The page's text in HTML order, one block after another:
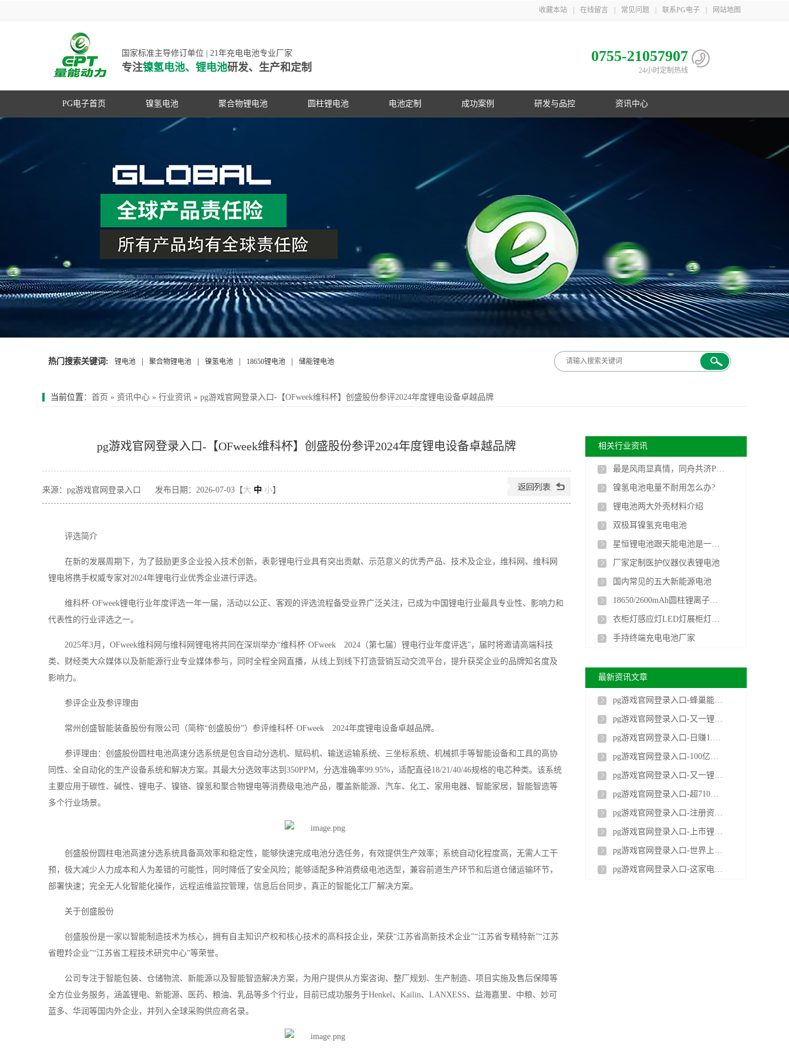
收藏本站 在线留言 常见问题 联系PG电子 网站地图
国家标准主导修订单位 | 21年充电电池专业厂家
专注镍氢电池、锂电池研发、生产和定制
0755-21057907
24小时定制热线
PG电子首页 镍氢电池 聚合物锂电池 圆柱锂电池 电池定制 成功案例 研发与品控 资讯中心
高容量镍氢电池
超低自放电镍氢电池
动力镍氢电池
常规镍氢电池
PG游戏官网是镍氢电池国家标准主导
修订单位，并参与多项锂电池行业国
家标准的制定
动力聚合物锂电池
数码聚合物锂电池
家标准的制定
PG游戏官网是镍氢电池国家标准主导
修订单位，并参与多项锂电池行业国
PG电子在行业首创镍氢B型电池；在
电池定制
品质管控
PG游戏官网三地一共取得国家专利
企业文化
联系PG电子
PG游戏官网是国家高新技术企业，在
PG游戏官网21年服务上千家客户，遍
热门搜索关键词: 锂电池 聚合物锂电池 镍氢电池 18650锂电池 储能锂电池
当前位置 ： 首页 » 资讯中心 » 行业资讯 » pg游戏官网登录入口-【OFweek维科杯】创盛股份参评2024年度锂电设备卓越品牌
pg游戏官网登录入口-【OFweek维科杯】创盛股份参评2024年度锂电设备卓越品牌
来源：pg游戏官网登录入口 发布日期：2026-07-03【大 中 小】
评选简介
在新的发展周期下，为了鼓励更多企业投入技术创新，表彰锂电行业具有突出贡献、示范意义的优秀产品、技术及企业，维科网、维科网
锂电将携手权威专家对2024年锂电行业优秀企业进行评选。
维科杯·OFweek锂电行业年度评选一年一届，活动以公正、客观的评选流程备受业界广泛关注，已成为中国锂电行业最具专业性、影响力和
代表性的行业评选之一。
2025年3月，OFweek维科网与维科网锂电将共同在深圳举办“维科杯·OFweek 2024（第七届）锂电行业年度评选”，届时将邀请高端科技
类、财经类大众媒体以及新能源行业专业媒体参与，同时全程全网直播，从线上到线下打造营销互动交流平台，提升获奖企业的品牌知名度及
影响力。
参评企业及参评理由
常州创盛智能装备股份有限公司（简称“创盛股份”）参评维科杯·OFweek 2024年度锂电设备卓越品牌。
参评理由：创盛股份圆柱电池高速分选系统是包含自动分选机、赋码机、输送运输系统、三坐标系统、机械抓手等智能设备和工具的高协
同性、全自动化的生产设备系统和解决方案。其最大分选效率达到350PPM，分选准确率99.95%，适配直径18/21/40/46规格的电芯种类。该系统
主要应用于碳性、碱性、锂电子、镍铬、镍氢和聚合物锂电等消费级电池产品，覆盖新能源、汽车、化工、家用电器、智能家居，智能智造等
多个行业场景。
创盛股份圆柱电池高速分选系统具备高效率和稳定性，能够快速完成电池分选任务，有效提供生产效率；系统自动化程度高，无需人工干
预，极大减少人力成本和人为差错的可能性，同时降低了安全风险；能够适配多种消费级电池选型，兼容前道生产环节和后道仓储运输环节，
部署快速；完全无人化智能化操作，远程运维监控管理，信息后台同步，真正的智能化工厂解决方案。
关于创盛股份
创盛股份是一家以智能制造技术为核心，拥有自主知识产权和核心技术的高科技企业，荣获“江苏省高新技术企业”“江苏省专精特新”“江苏
省瞪羚企业”“江苏省工程技术研究中心”等荣誉。
公司专注于智能包装、仓储物流、新能源以及智能智造解决方案，为用户提供从方案咨询、整厂规划、生产制造、项目实施及售后保障等
全方位业务服务，涵盖锂电、新能源、医药、粮油、乳品等多个行业，目前已成功服务于Henkel、Kailin、LANXESS、益海嘉里、中粮、妙可
蓝多、华润等国内外企业，并列入全球采购供应商名录。
相关行业资讯
最是风雨显真情，同舟共济PG电子人
镍氢电池电量不耐用怎么办?
锂电池两大外壳材料介绍
双极耳镍氢充电电池
星恒锂电池跟天能电池是一家的吗
厂家定制医护仪器仪表锂电池
国内常见的五大新能源电池
18650/2600mAh圆柱锂离子电池
衣柜灯感应灯LED灯展柜灯聚合物长条锂电池厂家
手持终端充电电池厂家
最新资讯文章
pg游戏官网登录入口-蜂巢能源，迷途知返？
pg游戏官网登录入口-又一锂电巨头即将易主！
pg游戏官网登录入口-日赚1.5亿元，四年蝉联香港首富！曾毓群为何忧心忡忡
pg游戏官网登录入口-100亿！新碳酸锂巨头正式成立
pg游戏官网登录入口-又一锂电企业IPO成功过会！
pg游戏官网登录入口-超710亿！传锂电龙头将建海外超级工厂
pg游戏官网登录入口-注册资本6亿元，“包工头”成立电池公司
pg游戏官网登录入口-上市锂电巨头工厂发生火灾
pg游戏官网登录入口-世界上最大的锂电池回收厂爆炸：两万多平厂房全烧毁
pg游戏官网登录入口-这家电池企业完成4亿融资